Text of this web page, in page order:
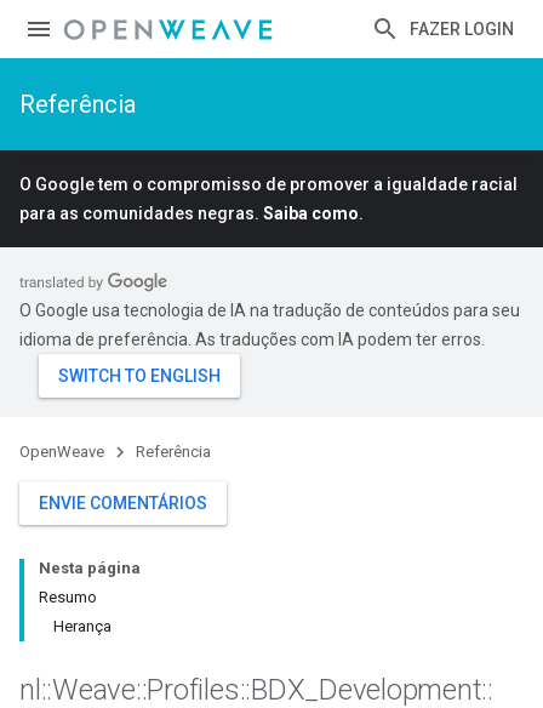
FAZER LOGIN
Referência
O Google tem o compromisso de promover a igualdade racial
para as comunidades negras. Saiba como.
O Google usa tecnologia de IA na tradução de conteúdos para seu
idioma de preferência. As traduções com IA podem ter erros.
OpenWeave Referência
ENVIE COMENTÁRIOS
Nesta página
Resumo
Herança
nl ::Weave::Profiles::BDX Development::